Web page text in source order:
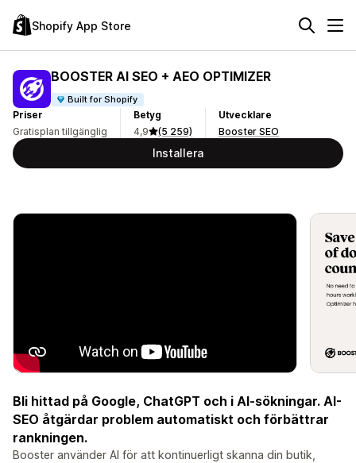
Shopify App Store
BOOSTER AI SEO + AEO OPTIMIZER
Built for Shopify
Priser
Gratisplan tillgänglig
Betyg
4,9
(5 259)
Utvecklare
Booster SEO
Installera
Bli hittad på Google, ChatGPT och i AI-sökningar. AI-
SEO åtgärdar problem automatiskt och förbättrar
rankningen.
Booster använder AI för att kontinuerligt skanna din butik,